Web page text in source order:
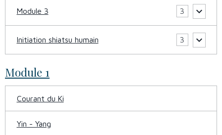
Module 3 3
Initiation shiatsu humain 3
Module 1
Courant du Ki
Yin - Yang